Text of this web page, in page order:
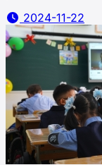
2024-11-22